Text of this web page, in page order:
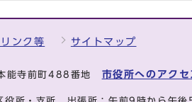
ンク等 サイトマップ
能寺前町488番地 市役所へのアクセ